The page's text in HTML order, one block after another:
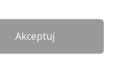
Akceptuj